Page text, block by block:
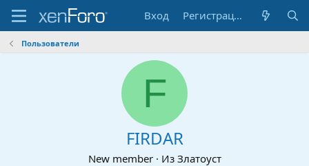
Вход Регистрация
Пользователи
F
FIRDAR
New member · Из Златоуст